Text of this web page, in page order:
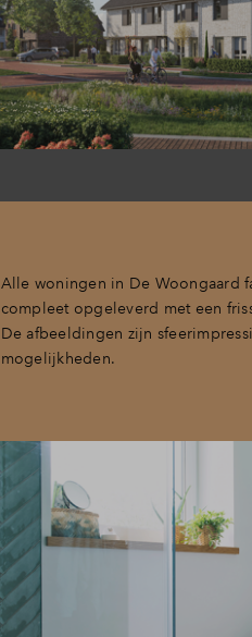
Alle woningen in De Woongaard
compleet opgeleverd met een
De afbeeldingen zijn
mogelijkheden.